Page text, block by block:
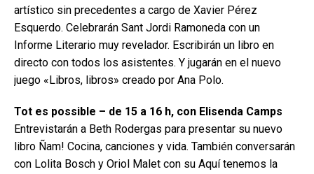
artístico sin precedentes a cargo de Xavier Pérez
Esquerdo. Celebrarán Sant Jordi Ramoneda con un
Informe Literario muy revelador. Escribirán un libro en
directo con todos los asistentes. Y jugarán en el nuevo
juego «Libros, libros» creado por Ana Polo.
Tot es possible – de 15 a 16 h, con Elisenda Camps
Entrevistarán a Beth Rodergas para presentar su nuevo
libro Ñam! Cocina, canciones y vida. También conversarán
con Lolita Bosch y Oriol Malet con su Aquí tenemos la